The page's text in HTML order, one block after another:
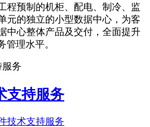
程预制的机柜、配电、制冷、监
元的独立的小型数据中心，为客
中心整体产品及交付，全面提升
管理水平。
服务
支持服务
技术支持服务